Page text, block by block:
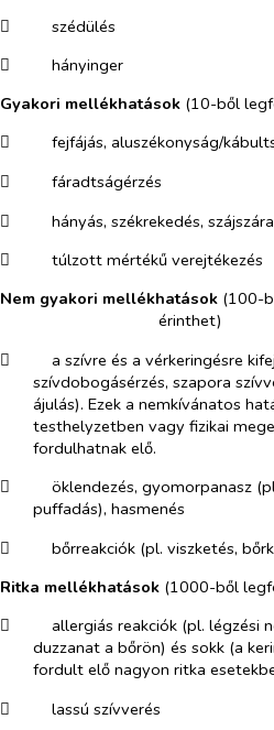
​
szédülés
​
hányinger
Gyakori mellékhatások (10-ből
​
fejfájás, aluszékonyság/
​
fáradtságérzés
​
hányás, székrekedés,
​
túlzott mértékű verejtékezés
Nem gyakori mellékhatások (100-
érinthet)
​
a szívre és a vérkeringésre
szívdobogásérzés, szapora
ájulás). Ezek a nemkívánatos
testhelyzetben vagy fizikai
fordulhatnak elő.
​
öklendezés, gyomorpanasz
puffadás), hasmenés
​
bőrreakciók (pl. viszketés,
Ritka mellékhatások (1000-ből
​
allergiás reakciók (pl. légzési
duzzanat a bőrön) és sokk (a
fordult elő nagyon ritka
​
lassú szívverés